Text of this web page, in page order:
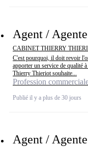
Agent /
CABINET THIERRY
C'est pourquoi, il doit revoir
apporter un service de qualité
Thierry Thieriot souhaite...
Profession
Publié il y a plus de 30 jours
Agent /